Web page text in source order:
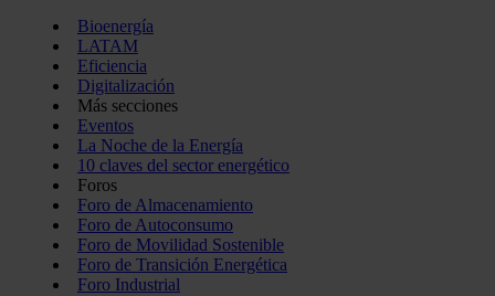
Bioenergía
LATAM
Eficiencia
Digitalización
Más secciones
Eventos
La Noche de la Energía
10 claves del sector energético
Foros
Foro de Almacenamiento
Foro de Autoconsumo
Foro de Movilidad Sostenible
Foro de Transición Energética
Foro Industrial